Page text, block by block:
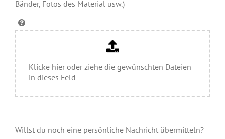
Bänder, Fotos des Material usw.)
Klicke hier oder ziehe die gewünschten Dateien
in dieses Feld
Willst du noch eine persönliche Nachricht übermitteln?